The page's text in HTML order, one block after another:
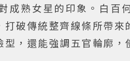
成熟女星的印象。白百
打破傳統整齊線條所帶
，還能強調五官輪廓